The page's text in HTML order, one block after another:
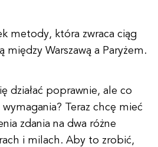
metody, która zwraca ciąg
między Warszawą a Paryżem.
działać poprawnie, ale co
Teraz chcę mieć
zdania na dwa różne
i milach. Aby to zrobić,